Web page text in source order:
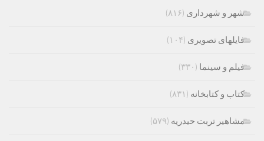
شهر و شهرداری (۸۱۶)
فایلهای تصویری (۱۰۴)
فیلم و سینما (۳۳۰)
کتاب و کتابخانه (۸۳۱)
مشاهیر تربت حیدریه (۵۷۹)